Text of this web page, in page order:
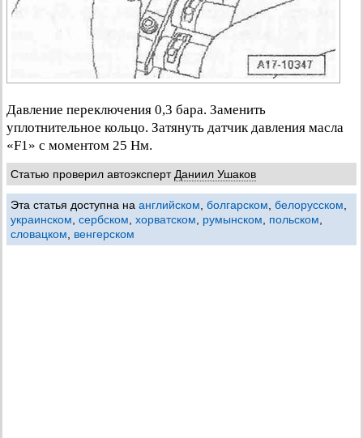
Давление переключения 0,3 бара. Заменить
уплотнительное кольцо. Затянуть датчик давления масла
«F1» с моментом 25 Нм.
Статью проверил автоэксперт Даниил Ушаков
Эта статья доступна на английском болгарском белорусском
украинском сербском хорватском румынском польском
словацком
венгерском